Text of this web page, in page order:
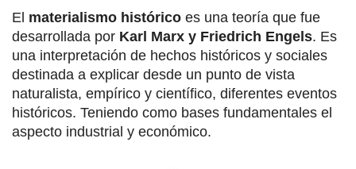
El materialismo histórico es una teoría que fue
desarrollada por Karl Marx y Friedrich Engels. Es
una interpretación de hechos históricos y sociales
destinada a explicar desde un punto de vista
naturalista, empírico y científico, diferentes eventos
históricos. Teniendo como bases fundamentales el
aspecto industrial y económico.